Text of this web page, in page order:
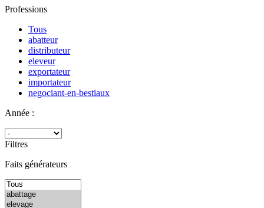
Professions
Tous
abatteur
distributeur
eleveur
exportateur
importateur
negociant-en-bestiaux
Année :
Filtres
Faits générateurs